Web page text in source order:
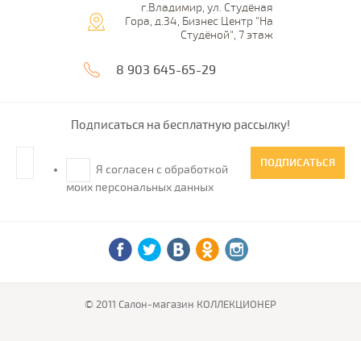
г.Владимир, ул. Студёная
Гора, д.34, Бизнес Центр "На
Студёной", 7 этаж
8 903 645-65-29
Подписаться на бесплатную рассылку!
Я согласен с обработкой
моих персональных данных
ПОДПИСАТЬСЯ
© 2011 Салон-магазин КОЛЛЕКЦИОНЕР